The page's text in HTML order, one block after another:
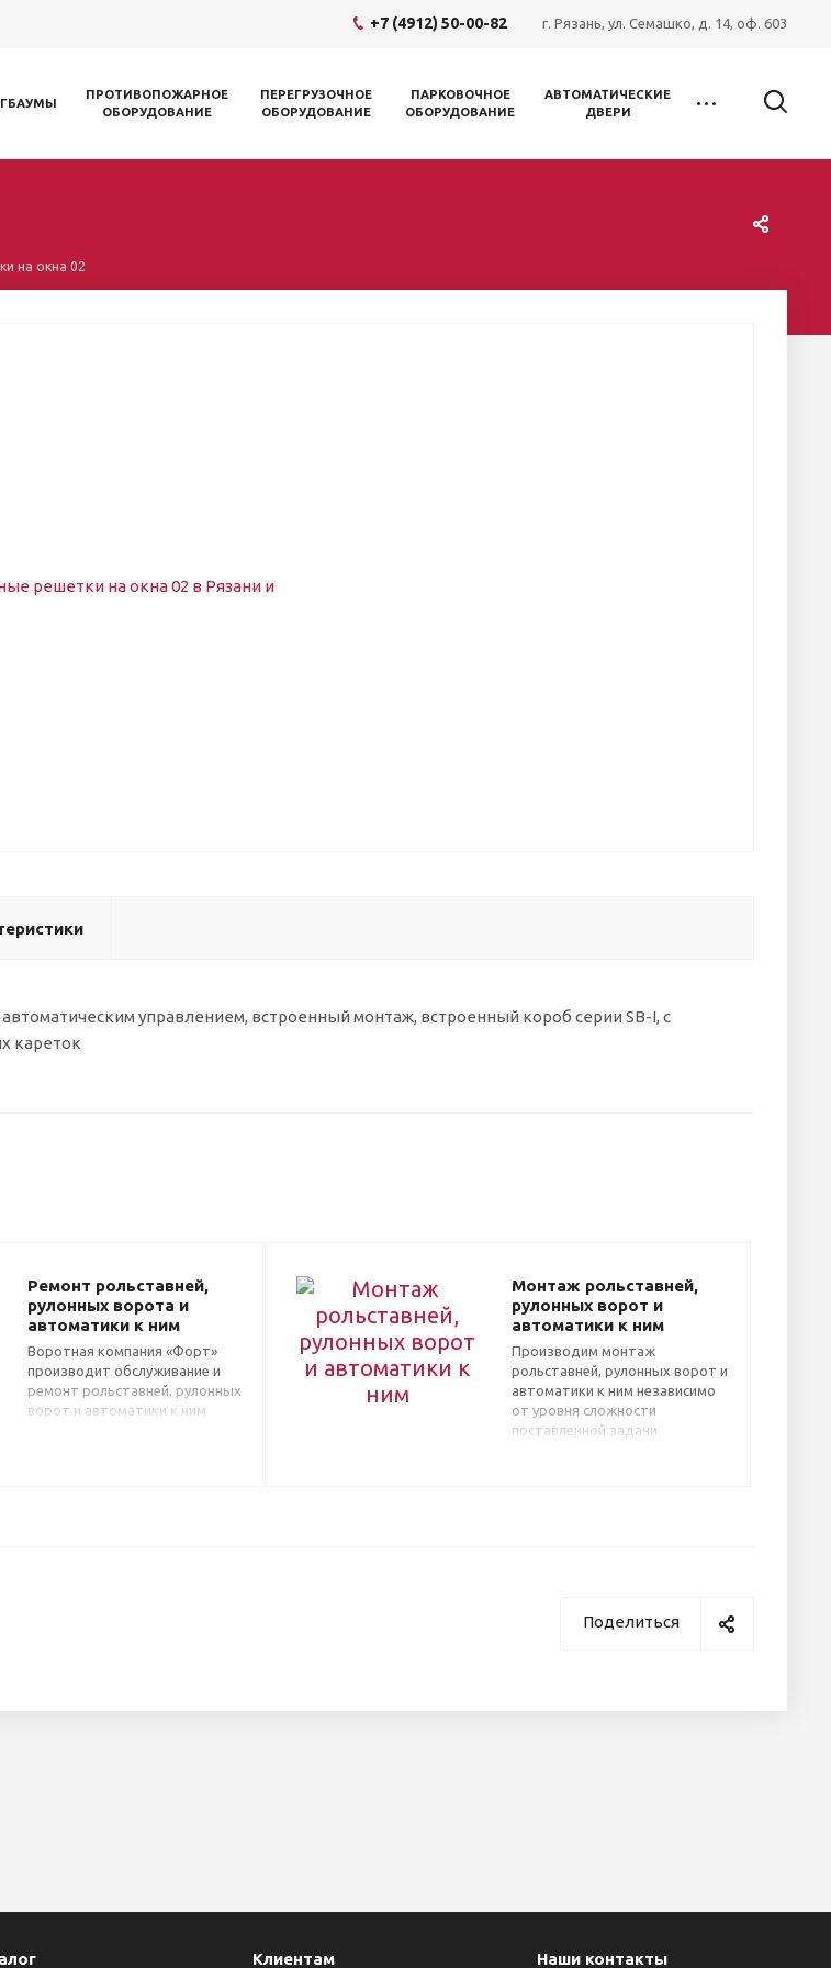
г. Рязань, ул. Семашко, д. 14, оф. 603
+7 (4912) 50-00-82
ПРОТИВОПОЖАРНОЕ
ОБОРУДОВАНИЕ
ПЕРЕГРУЗОЧНОЕ
ОБОРУДОВАНИЕ
ПАРКОВОЧНОЕ
ОБОРУДОВАНИЕ
АВТОМАТИЧЕСКИЕ
ДВЕРИ
на окна 02
управлением, встроенный монтаж, встроенный короб серии SB-I, с
кареток
Ремонт рольставней,
рулонных ворота и
автоматики к ним
Воротная компания «Форт»
производит обслуживание и
ремонт рольставней, рулонных
ворот и автоматики к ним
Монтаж рольставней,
рулонных ворот и
автоматики к ним
Производим монтаж
рольставней, рулонных ворот и
автоматики к ним независимо
от уровня сложности
поставленной задачи
Поделиться
Клиентам Наши контакты